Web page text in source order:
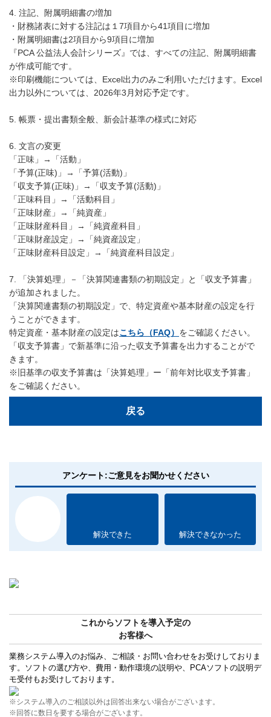
4. 注記、附属明細書の増加
・財務諸表に対する注記は１7項目から41項目に増加
・附属明細書は2項目から9項目に増加
『PCA 公益法人会計シリーズ』では、すべての注記、附属明細書
が作成可能です。
※印刷機能については、Excel出力のみご利用いただけます。Excel
出力以外については、2026年3月対応予定です。
5. 帳票・提出書類全般、新会計基準の様式に対応
6. 文言の変更
「正味」→「活動」
「予算(正味)」→「予算(活動)」
「収支予算(正味)」→「収支予算(活動)」
「正味科目」→「活動科目」
「正味財産」→「純資産」
「正味財産科目」→「純資産科目」
「正味財産設定」→「純資産設定」
「正味財産科目設定」→「純資産科目設定」
7. 「決算処理」－「決算関連書類の初期設定」と「収支予算書」
が追加されました。
「決算関連書類の初期設定」で、特定資産や基本財産の設定を行
うことができます。
特定資産・基本財産の設定はこちら（FAQ） をご確認ください。
「収支予算書」で新基準に沿った収支予算書を出力することがで
きます。
※旧基準の収支予算書は「決算処理」ー「前年対比収支予算書」
をご確認ください。
戻る
アンケート:ご意見をお聞かせください
解決できた 解決できなかった
これからソフトを導入予定の
お客様へ
業務システム導入のお悩み、ご相談・お問い合わせをお受けしておりま
す。ソフトの選び方や、費用・動作環境の説明や、PCAソフトの説明デ
モ受付もお受けしております。
※システム導入のご相談以外は回答出来ない場合がございます。
※回答に数日を要する場合がございます。